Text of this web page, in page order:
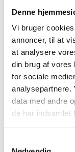
Denne
Vi bruger
annoncer, til at
at analysere
din brug af vores
for sociale
analysepartnere.
data med andre
de har indsamlet
Sprog: Engelsk
Tlf.:(+62) (0) 811
E-mail: